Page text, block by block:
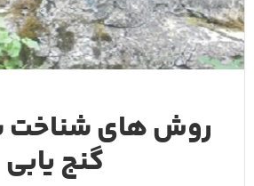
روش های شناخت
گنج یابی